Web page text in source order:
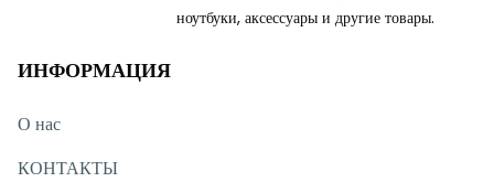
ноутбуки, аксессуары и другие товары.
ИНФОРМАЦИЯ
О нас
КОНТАКТЫ